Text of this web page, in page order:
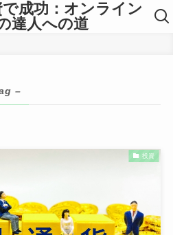
成功：オンライン
達人への道
–
投資